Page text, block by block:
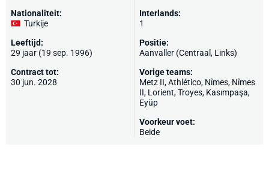
Nationaliteit:
Turkije
Leeftijd:
29 jaar (19 sep. 1996)
Contract tot:
30 jun. 2028
Interlands:
1
Positie:
Aanvaller (Centraal, Links)
Vorige teams:
Metz II, Athlético, Nîmes, Nîmes
II, Lorient,Troyes, Kasımpaşa,
Eyüp
Voorkeur voet:
Beide